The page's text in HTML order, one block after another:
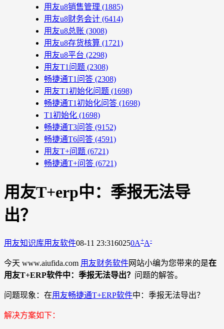
用友u8销售管理 (1885)
用友u8财务会计 (6414)
用友u8总账 (3008)
用友u8存货核算 (1721)
用友u8平台 (2298)
用友T1问题 (2308)
畅捷通T1问答 (2308)
用友T1初始化问题 (1698)
畅捷通T1初始化问答 (1698)
T1初始化 (1698)
畅捷通T3问答 (9152)
畅捷通T6问答 (4591)
用友T+问题 (6721)
畅捷通T+问答 (6721)
用友T+erp中：季报无法导
出？
用友知识库用友软件08-11 23:3160250A+A-
今天 www.aiufida.com 用友财务软件网站小编为您带来的是在
用友T+ERP软件中：季报无法导出？ 问题的解答。
问题现象：在用友畅捷通T+ERP软件中：季报无法导出？
解决方案如下：